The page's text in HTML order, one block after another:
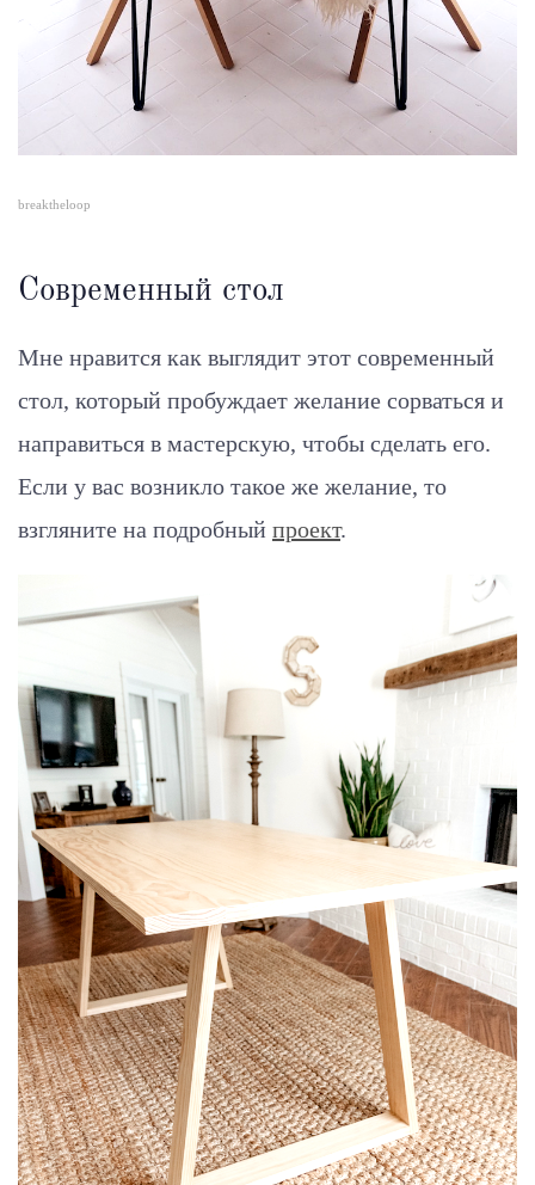
breaktheloop
Современный стол
Мне нравится как выглядит этот современный
стол, который пробуждает желание сорваться и
направиться в мастерскую, чтобы сделать его.
Если у вас возникло такое же желание, то
взгляните на подробный проект.